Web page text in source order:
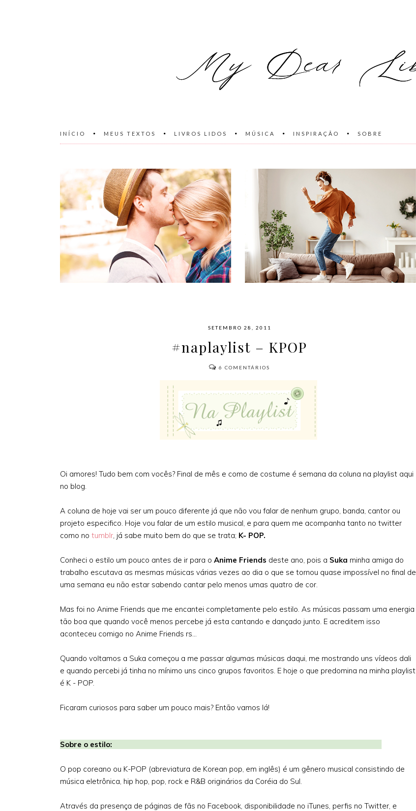
INÍCIO MEUS TEXTOS LIVROS LIDOS MÚSICA INSPIRAÇÃO SOBRE
SETEMBRO 28, 2011
#naplaylist – KPOP
6 COMENTÁRIOS
Oi amores! Tudo bem com vocês? Final de mês e como de costume é semana da coluna na playlist aqui
no blog.
A coluna de hoje vai ser um pouco diferente já que não vou falar de nenhum grupo, banda, cantor ou
projeto especifico. Hoje vou falar de um estilo musical, e para quem me acompanha tanto no twitter
como no tumblr, já sabe muito bem do que se trata; K- POP.
Conheci o estilo um pouco antes de ir para o Anime Friends deste ano, pois a Suka minha amiga do
trabalho escutava as mesmas músicas várias vezes ao dia o que se tornou quase impossível no final de
uma semana eu não estar sabendo cantar pelo menos umas quatro de cor.
Mas foi no Anime Friends que me encantei completamente pelo estilo. As músicas passam uma energia
tão boa que quando você menos percebe já esta cantando e dançado junto. E acreditem isso
aconteceu comigo no Anime Friends rs...
Quando voltamos a Suka começou a me passar algumas músicas daqui, me mostrando uns vídeos dali
e quando percebi já tinha no mínimo uns cinco grupos favoritos. E hoje o que predomina na minha playlist
é K - POP.
Ficaram curiosos para saber um pouco mais? Então vamos lá!
Sobre o estilo:
O pop coreano ou K-POP (abreviatura de Korean pop, em inglês) é um gênero musical consistindo de
música eletrônica, hip hop, pop, rock e R&B originários da Coréia do Sul.
Através da presença de páginas de fãs no Facebook, disponibilidade no iTunes, perfis no Twitter, e